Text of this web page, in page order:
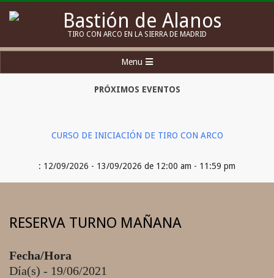
Bastión
de
Alanos
TIRO CON ARCO EN LA SIERRA DE MADRID
Navigation
Menu
PRÓXIMOS EVENTOS
CURSO DE INICIACIÓN DE TIRO CON ARCO
: 12/09/2026 - 13/09/2026 de 12:00 am - 11:59 pm
RESERVA TURNO MAÑANA
Fecha/Hora
Día(s) - 19/06/2021